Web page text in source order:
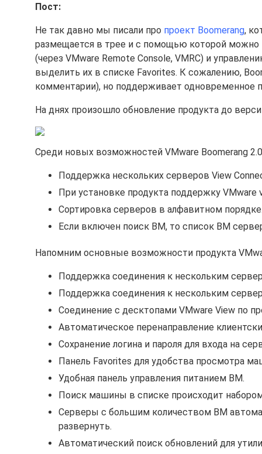
Пост:
Не так давно мы писали про проект Boomerang,
размещается в трее и с помощью которой
(через VMware Remote Console, VMRC) и
выделить их в списке Favorites. К сожалению,
комментарии), но поддерживает одновременное
На днях произошло обновление продукта до
Среди новых возможностей VMware Boomerang
Поддержка нескольких серверов View
При установке продукта поддержку
Сортировка серверов в алфавитном
Если включен поиск ВМ, то список ВМ
Напомним основные возможности продукта
Поддержка соединения к нескольким
Поддержка соединения к нескольким
Соединение с десктопами VMware View по
Автоматическое перенаправление
Сохранение логина и пароля для входа на
Панель Favorites для удобства просмотра
Удобная панель управления питанием ВМ.
Поиск машины в списке происходит
Серверы с большим количеством ВМ
развернуть.
Автоматический поиск обновлений для